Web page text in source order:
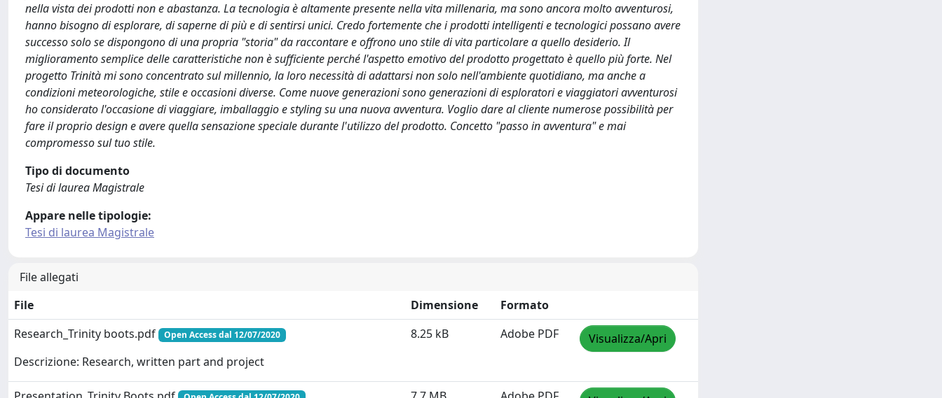
nella vista dei prodotti non e abastanza. La tecnologia è altamente presente nella vita millenaria, ma sono ancora molto avventurosi,
hanno bisogno di esplorare, di saperne di più e di sentirsi unici. Credo fortemente che i prodotti intelligenti e tecnologici possano avere
successo solo se dispongono di una propria "storia" da raccontare e offrono uno stile di vita particolare a quello desiderio. Il
miglioramento semplice delle caratteristiche non è sufficiente perché l'aspetto emotivo del prodotto progettato è quello più forte. Nel
progetto Trinità mi sono concentrato sul millennio, la loro necessità di adattarsi non solo nell'ambiente quotidiano, ma anche a
condizioni meteorologiche, stile e occasioni diverse. Come nuove generazioni sono generazioni di esploratori e viaggiatori avventurosi
ho considerato l'occasione di viaggiare, imballaggio e styling su una nuova avventura. Voglio dare al cliente numerose possibilità per
fare il proprio design e avere quella sensazione speciale durante l'utilizzo del prodotto. Concetto "passo in avventura" e mai
compromesso sul tuo stile.
Tipo di documento
Tesi di laurea Magistrale
Appare nelle tipologie:
Tesi di laurea Magistrale
File allegati
File
Dimensione
Formato
Research_Trinity boots.pdf
Open Access dal 12/07/2020
Descrizione: Research, written part and project
8.25 kB Adobe PDF Visualizza/Apri